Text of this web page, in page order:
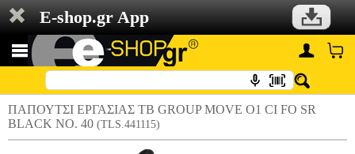
E-shop.gr App
ΠΑΠΟΥΤΣΙ ΕΡΓΑΣΙΑΣ TB GROUP MOVE O1 CI FO SR
BLACK NO. 40 (TLS.441115)